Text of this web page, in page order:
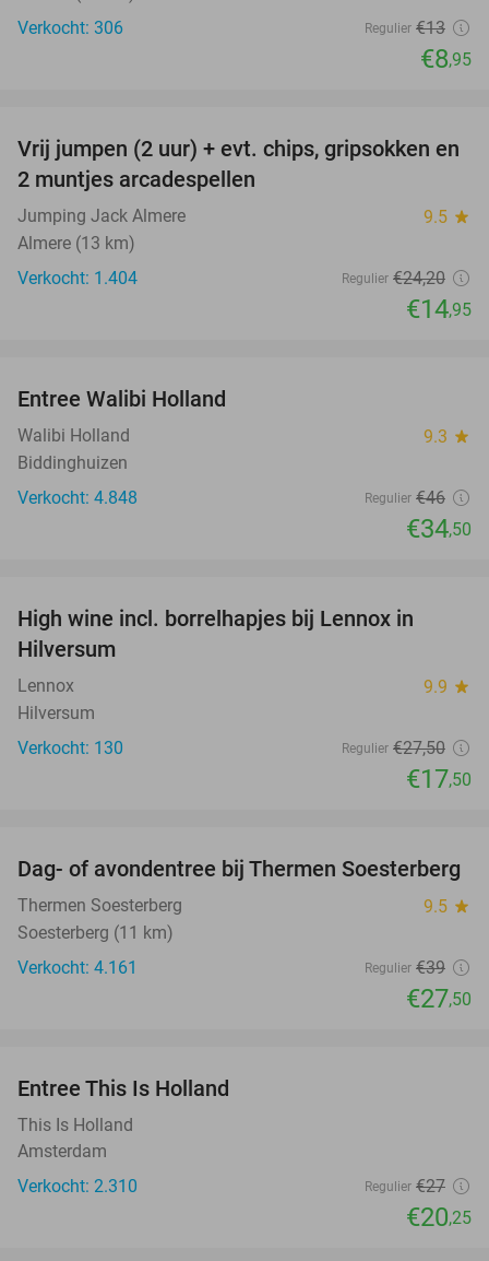
Verkocht: 306
Regulier €13
€8,95
38%
Vrij jumpen (2 uur) + evt. chips, gripsokken en
2 muntjes arcadespellen
Jumping Jack Almere 9.5 star
Almere (13 km)
Verkocht: 1.404
Regulier €24,20
€14,95
Entree Walibi Holland
Walibi Holland 9.3 star
Biddinghuizen
Verkocht: 4.848
Regulier €46
€34,50
High wine incl. borrelhapjes bij Lennox in
Hilversum
Lennox 9.9 star
Hilversum
Verkocht: 130
Regulier €27,50
€17,50
29%
Dag- of avondentree bij Thermen Soesterberg
Thermen Soesterberg 9.5 star
Soesterberg (11 km)
Verkocht: 4.161
Regulier €39
€27,50
Entree This Is Holland
This Is Holland
Amsterdam
Verkocht: 2.310
Regulier €27
€20,25